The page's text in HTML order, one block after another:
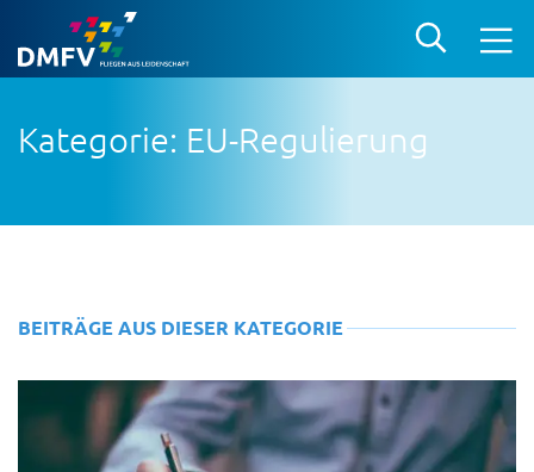
Kategorie: EU-Regulierung
BEITRÄGE AUS DIESER KATEGORIE